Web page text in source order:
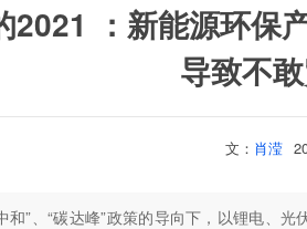
2021 ：新能源环保
导致不
文： 肖滢
和”、“碳达峰”政策的导向下，以锂电、